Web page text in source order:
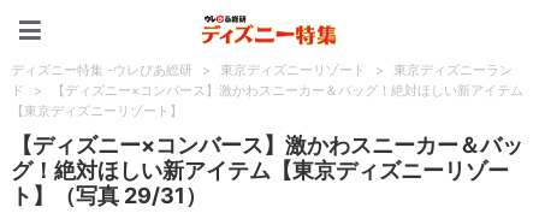
ディズニー特集 -ウレぴあ総研 > 東京ディズニーリゾート >
東京ディズニーラン
ド
>
【ディズニー×コンバース】激かわスニーカー＆バッグ！絶対ほしい新アイテム
【東京ディズニーリゾート】
【ディズニー×コンバース】激かわスニーカー＆バッ
グ！絶対ほしい新アイテム【東京ディズニーリゾー
ト】（写真 29/31）